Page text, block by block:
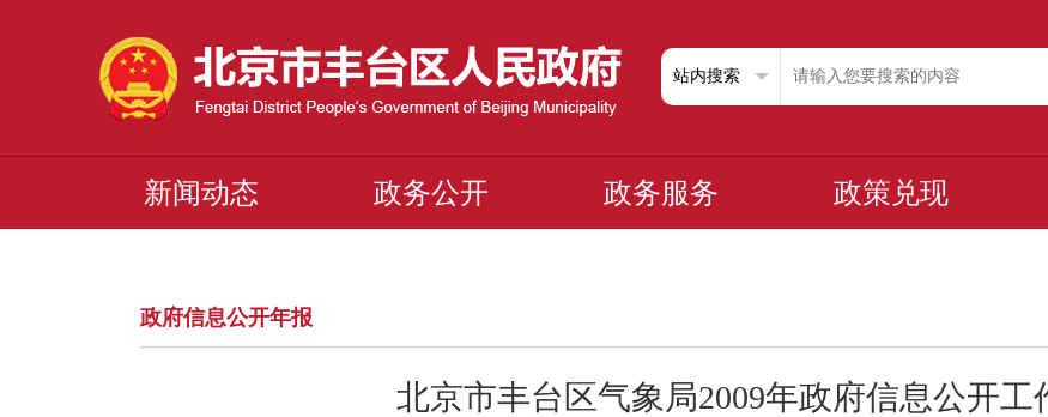
新闻动态 政务公开 政务服务 政策兑现
政府信息公开年报
北京市丰台区气象局2009年政府信息公开工